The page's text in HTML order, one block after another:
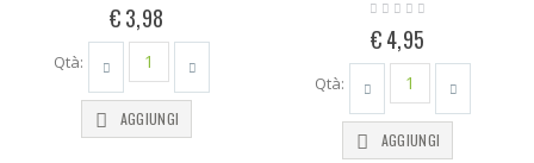
€ 3,98
Qtà:
AGGIUNGI
€ 4,95
Qtà:
AGGIUNGI